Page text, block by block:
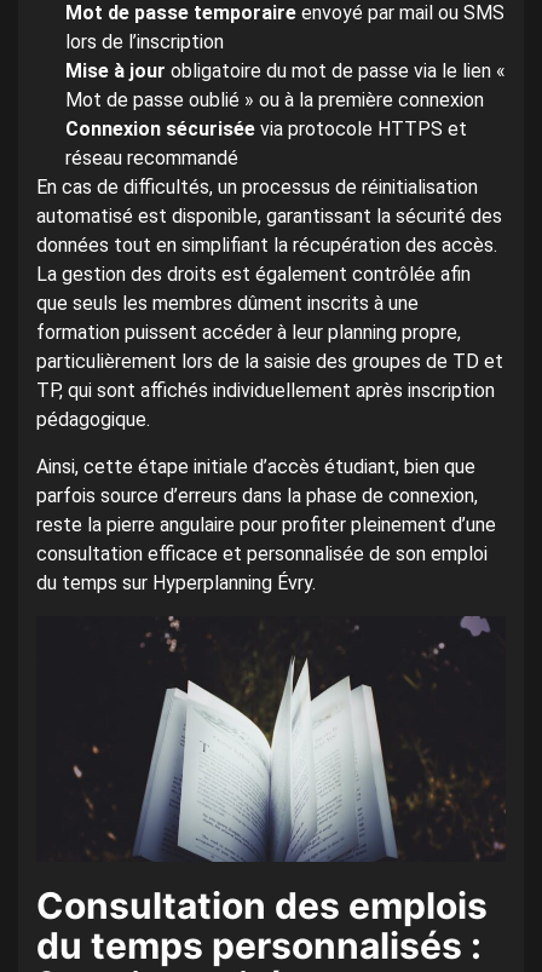
Mot de passe temporaire envoyé par mail ou SMS
lors de l’inscription
Mise à jour obligatoire du mot de passe via le lien «
Mot de passe oublié » ou à la première connexion
Connexion sécurisée via protocole HTTPS et
réseau recommandé
En cas de difficultés, un processus de réinitialisation
automatisé est disponible, garantissant la sécurité des
données tout en simplifiant la récupération des accès.
La gestion des droits est également contrôlée afin
que seuls les membres dûment inscrits à une
formation puissent accéder à leur planning propre,
particulièrement lors de la saisie des groupes de TD et
TP, qui sont affichés individuellement après inscription
pédagogique.
Ainsi, cette étape initiale d’accès étudiant, bien que
parfois source d’erreurs dans la phase de connexion,
reste la pierre angulaire pour profiter pleinement d’une
consultation efficace et personnalisée de son emploi
du temps sur Hyperplanning Évry.
Consultation des emplois
du temps personnalisés :